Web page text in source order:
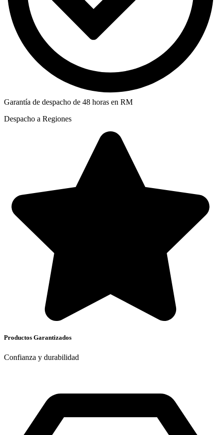
Garantía de despacho de 48 horas en RM
Despacho a Regiones
Productos Garantizados
Confianza y durabilidad